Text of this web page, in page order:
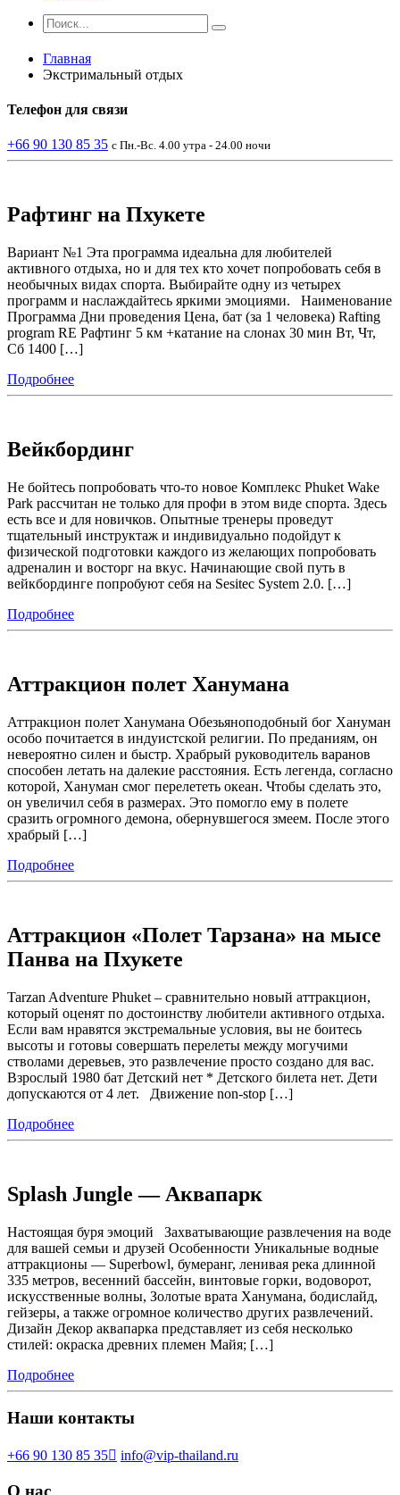
Главная
Экстримальный отдых
Телефон для связи
+66 90 130 85 35 с Пн.-Вс. 4.00 утра - 24.00 ночи
Рафтинг на Пхукете
Вариант №1 Эта программа идеальна для любителей
активного отдыха, но и для тех кто хочет попробовать себя в
необычных видах спорта. Выбирайте одну из четырех
программ и наслаждайтесь яркими эмоциями. Наименование
Программа Дни проведения Цена, бат (за 1 человека) Rafting
program RE Рафтинг 5 км +катание на слонах 30 мин Вт, Чт,
Сб 1400 […]
Подробнее
Вейкбординг
Не бойтесь попробовать что-то новое Комплекс Phuket Wake
Park рассчитан не только для профи в этом виде спорта. Здесь
есть все и для новичков. Опытные тренеры проведут
тщательный инструктаж и индивидуально подойдут к
физической подготовки каждого из желающих попробовать
адреналин и восторг на вкус. Начинающие свой путь в
вейкбординге попробуют себя на Sesitec System 2.0. […]
Подробнее
Аттракцион полет Ханумана
Аттракцион полет Ханумана Обезьяноподобный бог Хануман
особо почитается в индуистской религии. По преданиям, он
невероятно силен и быстр. Храбрый руководитель варанов
способен летать на далекие расстояния. Есть легенда, согласно
которой, Хануман смог перелететь океан. Чтобы сделать это,
он увеличил себя в размерах. Это помогло ему в полете
сразить огромного демона, обернувшегося змеем. После этого
храбрый […]
Подробнее
Аттракцион «Полет Тарзана» на мысе
Панва на Пхукете
Tarzan Adventure Phuket – сравнительно новый аттракцион,
который оценят по достоинству любители активного отдыха.
Если вам нравятся экстремальные условия, вы не боитесь
высоты и готовы совершать перелеты между могучими
стволами деревьев, это развлечение просто создано для вас.
Взрослый 1980 бат Детский нет * Детского билета нет. Дети
допускаются от 4 лет. Движение non-stop […]
Подробнее
Splash Jungle — Аквапарк
Настоящая буря эмоций Захватывающие развлечения на воде
для вашей семьи и друзей Особенности Уникальные водные
аттракционы — Superbowl, бумеранг, ленивая река длинной
335 метров, весенний бассейн, винтовые горки, водоворот,
искусственные волны, Золотые врата Ханумана, бодислайд,
гейзеры, а также огромное количество других развлечений.
Дизайн Декор аквапарка представляет из себя несколько
стилей: окраска древних племен Майя; […]
Подробнее
Наши контакты
+66 90 130 85 35 info@vip-thailand.ru
О нас